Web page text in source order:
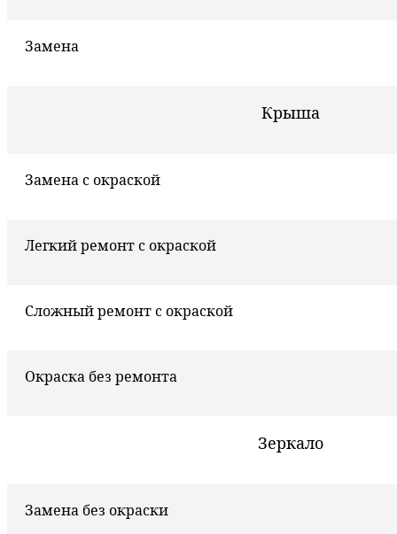
Замена
Крыша
Замена с окраской
Легкий ремонт с окраской
Сложный ремонт с окраской
Окраска без ремонта
Зеркало
Замена без окраски